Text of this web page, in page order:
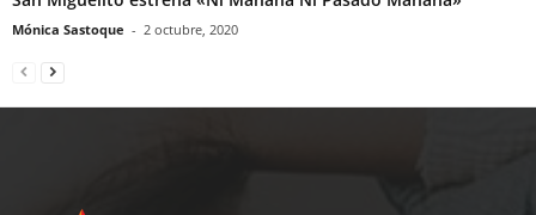
Mónica Sastoque - 2 octubre, 2020